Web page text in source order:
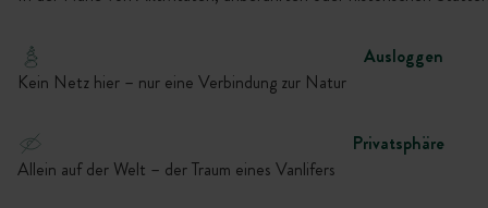
Ausloggen
Kein Netz hier – nur eine Verbindung zur Natur
Privatsphäre
Allein auf der Welt – der Traum eines Vanlifers